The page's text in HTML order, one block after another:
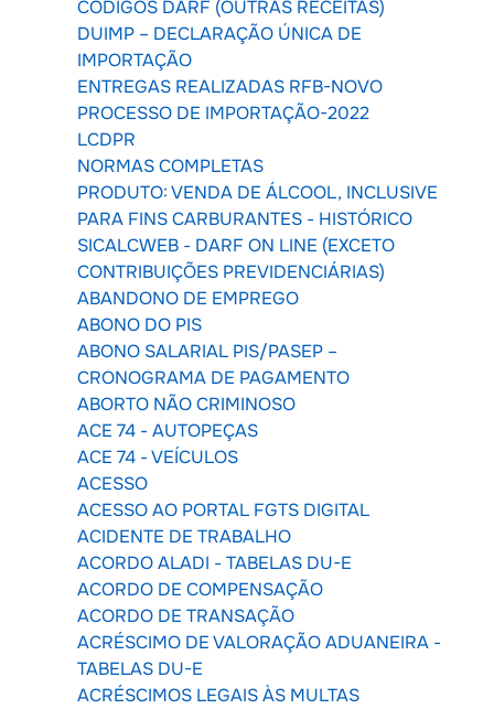
CÓDIGOS DARF (OUTRAS RECEITAS)
DUIMP – DECLARAÇÃO ÚNICA DE
IMPORTAÇÃO
ENTREGAS REALIZADAS RFB-NOVO
PROCESSO DE IMPORTAÇÃO-2022
LCDPR
NORMAS COMPLETAS
PRODUTO: VENDA DE ÁLCOOL, INCLUSIVE
PARA FINS CARBURANTES - HISTÓRICO
SICALCWEB - DARF ON LINE (EXCETO
CONTRIBUIÇÕES PREVIDENCIÁRIAS)
ABANDONO DE EMPREGO
ABONO DO PIS
ABONO SALARIAL PIS/PASEP –
CRONOGRAMA DE PAGAMENTO
ABORTO NÃO CRIMINOSO
ACE 74 - AUTOPEÇAS
ACE 74 - VEÍCULOS
ACESSO
ACESSO AO PORTAL FGTS DIGITAL
ACIDENTE DE TRABALHO
ACORDO ALADI - TABELAS DU-E
ACORDO DE COMPENSAÇÃO
ACORDO DE TRANSAÇÃO
ACRÉSCIMO DE VALORAÇÃO ADUANEIRA -
TABELAS DU-E
ACRÉSCIMOS LEGAIS ÀS MULTAS